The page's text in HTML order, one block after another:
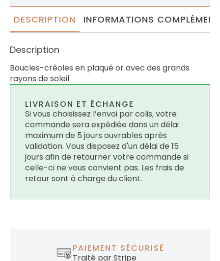
DESCRIPTION INFORMATIONS
Description
Boucles-créoles en plaqué or avec des grands
rayons de soleil
LIVRAISON ET ÉCHANGE
Si vous choisissez l’envoi par colis, votre
commande sera expédiée dans un délai
maximum de 5 jours ouvrables après
validation. Vous disposez d'un délai de 15
jours afin de retourner votre commande si
celle-ci ne vous convient pas. Les frais de
retour sont à charge du client.
PAIEMENT SÉCURISÉ
Traité par Stripe